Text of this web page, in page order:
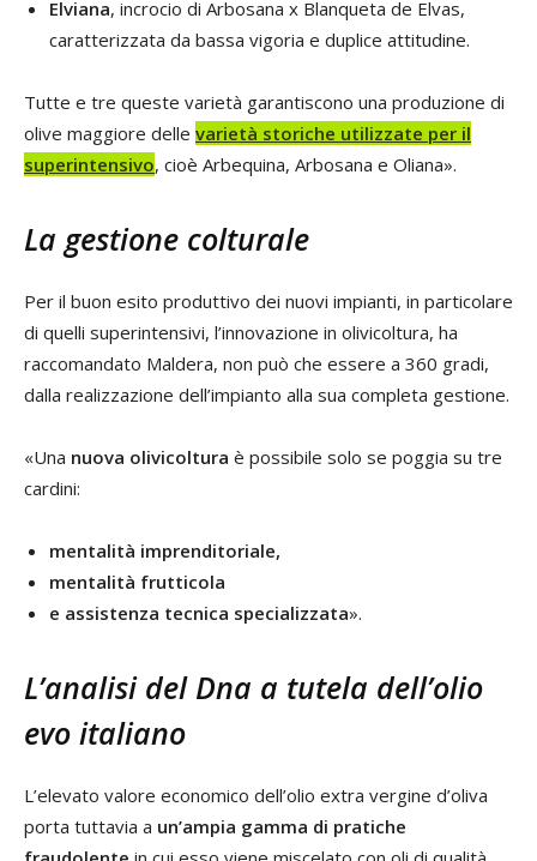
Elviana, incrocio di Arbosana x Blanqueta de Elvas,
caratterizzata da bassa vigoria e duplice attitudine.
Tutte e tre queste varietà garantiscono una produzione di
olive maggiore delle varietà storiche utilizzate per il
superintensivo, cioè Arbequina, Arbosana e Oliana».
La gestione colturale
Per il buon esito produttivo dei nuovi impianti, in particolare
di quelli superintensivi, l’innovazione in olivicoltura, ha
raccomandato Maldera, non può che essere a 360 gradi,
dalla realizzazione dell’impianto alla sua completa gestione.
«Una nuova olivicoltura è possibile solo se poggia su tre
cardini:
mentalità imprenditoriale,
mentalità frutticola
e assistenza tecnica specializzata».
L’analisi del Dna a tutela dell’olio
evo italiano
L’elevato valore economico dell’olio extra vergine d’oliva
porta tuttavia a un’ampia gamma di pratiche